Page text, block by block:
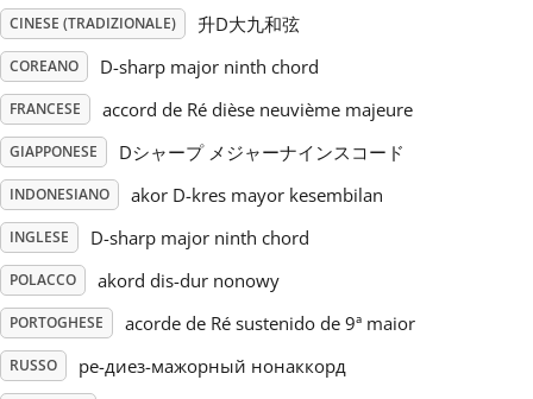
Tiếng Việt
Türkçe
简体中文
繁體中文
CINESE (TRADIZIONALE) 升D大九和弦
COREANO D-sharp major ninth chord
FRANCESE accord de Ré dièse neuvième majeure
GIAPPONESE Dシャープ メジャーナインスコード
INDONESIANO akor D-kres mayor kesembilan
INGLESE D-sharp major ninth chord
POLACCO akord dis-dur nonowy
PORTOGHESE acorde de Ré sustenido de 9ª maior
RUSSO ре-диез-мажорный нонаккорд